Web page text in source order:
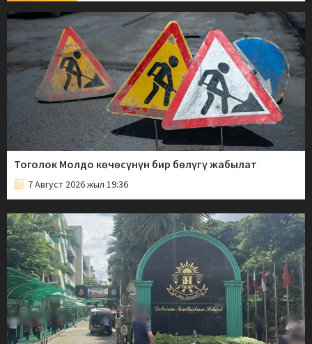
Тоголок Молдо көчөсүнүн бир бөлүгү жабылат
7 Август 2026 жыл 19:36